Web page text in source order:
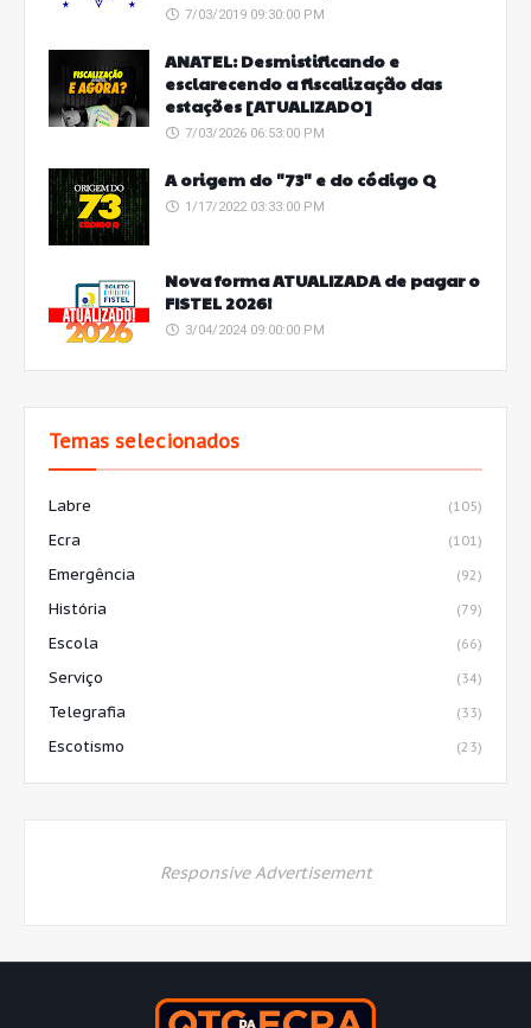
7/03/2019 09:30:00 PM
ANATEL: Desmistificando e
esclarecendo a fiscalização das
estações [ATUALIZADO]
7/03/2026 06:53:00 PM
A origem do "73" e do código Q
1/17/2022 03:33:00 PM
Nova forma ATUALIZADA de pagar o
FISTEL 2026!
3/04/2024 09:00:00 PM
Temas selecionados
Labre (105)
Ecra (101)
Emergência (92)
História (79)
Escola (66)
Serviço (34)
Telegrafia (33)
Escotismo (23)
Responsive Advertisement